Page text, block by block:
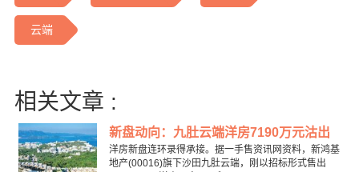
云端
相关文章 :
新盘动向：九肚云端洋房7190万元沽出
洋房新盘连环录得承接。据一手售资讯网资料，新鸿基
地产(00016)旗下沙田九肚云端，刚以招标形式售出